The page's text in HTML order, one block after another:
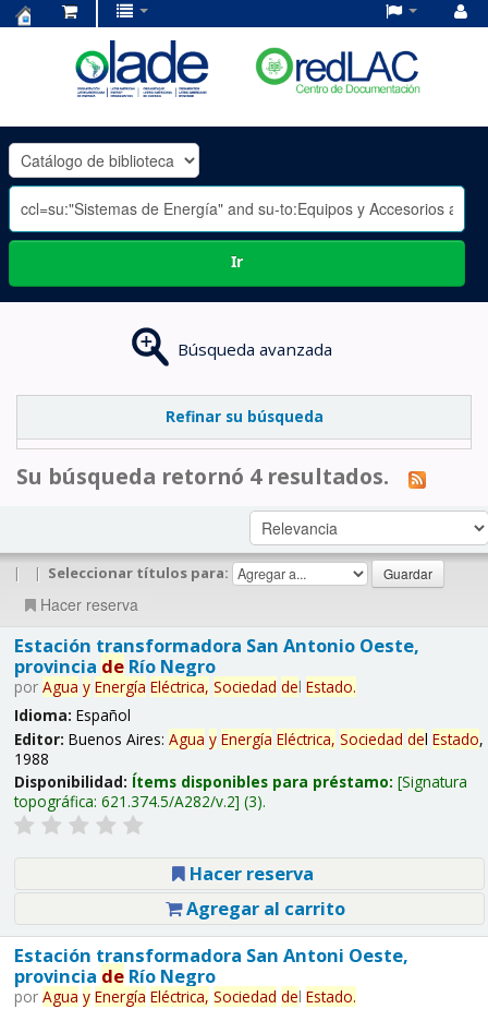
OLADE
-
Ir
Búsqueda avanzada
Refinar su búsqueda
Su búsqueda retornó 4 resultados.
| | Seleccionar títulos para:
Hacer reserva
Estación transformadora San Antonio Oeste,
provincia deRío Negro
por Agua y Energía Eléctrica, Sociedad del Estado.
Idioma: Español
Editor: Buenos Aires: Agua y Energía Eléctrica, Sociedad del Estado,
1988
Disponibilidad: Ítems disponibles para préstamo: Signatura
topográfica: 621.374.5/A282/v.2 (3).
Hacer reserva
Agregar al carrito
Estación transformadora San Antoni Oeste,
provincia deRío Negro
por Agua y Energía Eléctrica, Sociedad del Estado.